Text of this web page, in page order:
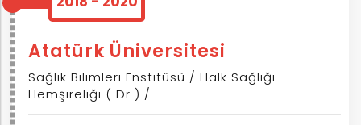
Atatürk Üniversitesi
Sağlık Bilimleri Enstitüsü / Halk Sağlığı
Hemşireliği ( Dr ) /